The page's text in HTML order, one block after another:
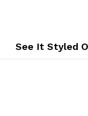
See It Styled